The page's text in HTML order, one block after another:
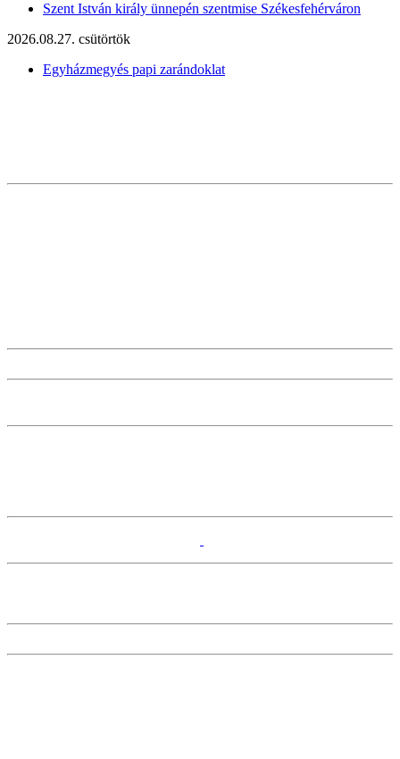
Szent István király ünnepén szentmise Székesfehérváron
2026.08.27. csütörtök
Egyházmegyés papi zarándoklat